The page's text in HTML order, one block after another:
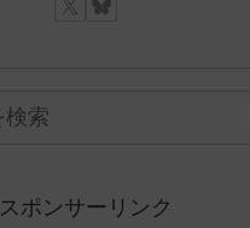
スポンサーリンク